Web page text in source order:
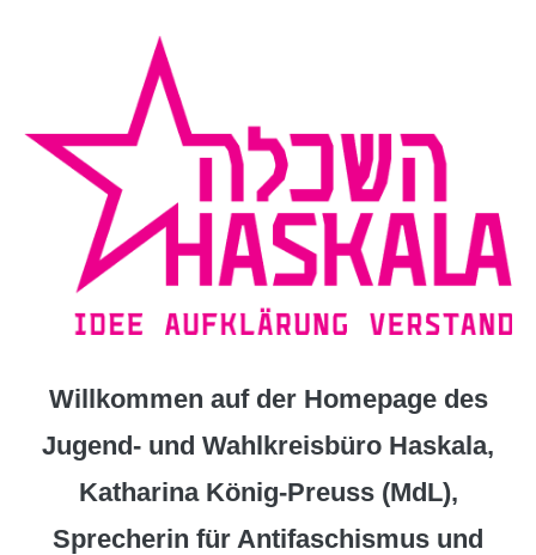
Willkommen auf der Homepage des
Jugend- und Wahlkreisbüro Haskala,
Katharina König-Preuss (MdL),
Sprecherin für Antifaschismus und